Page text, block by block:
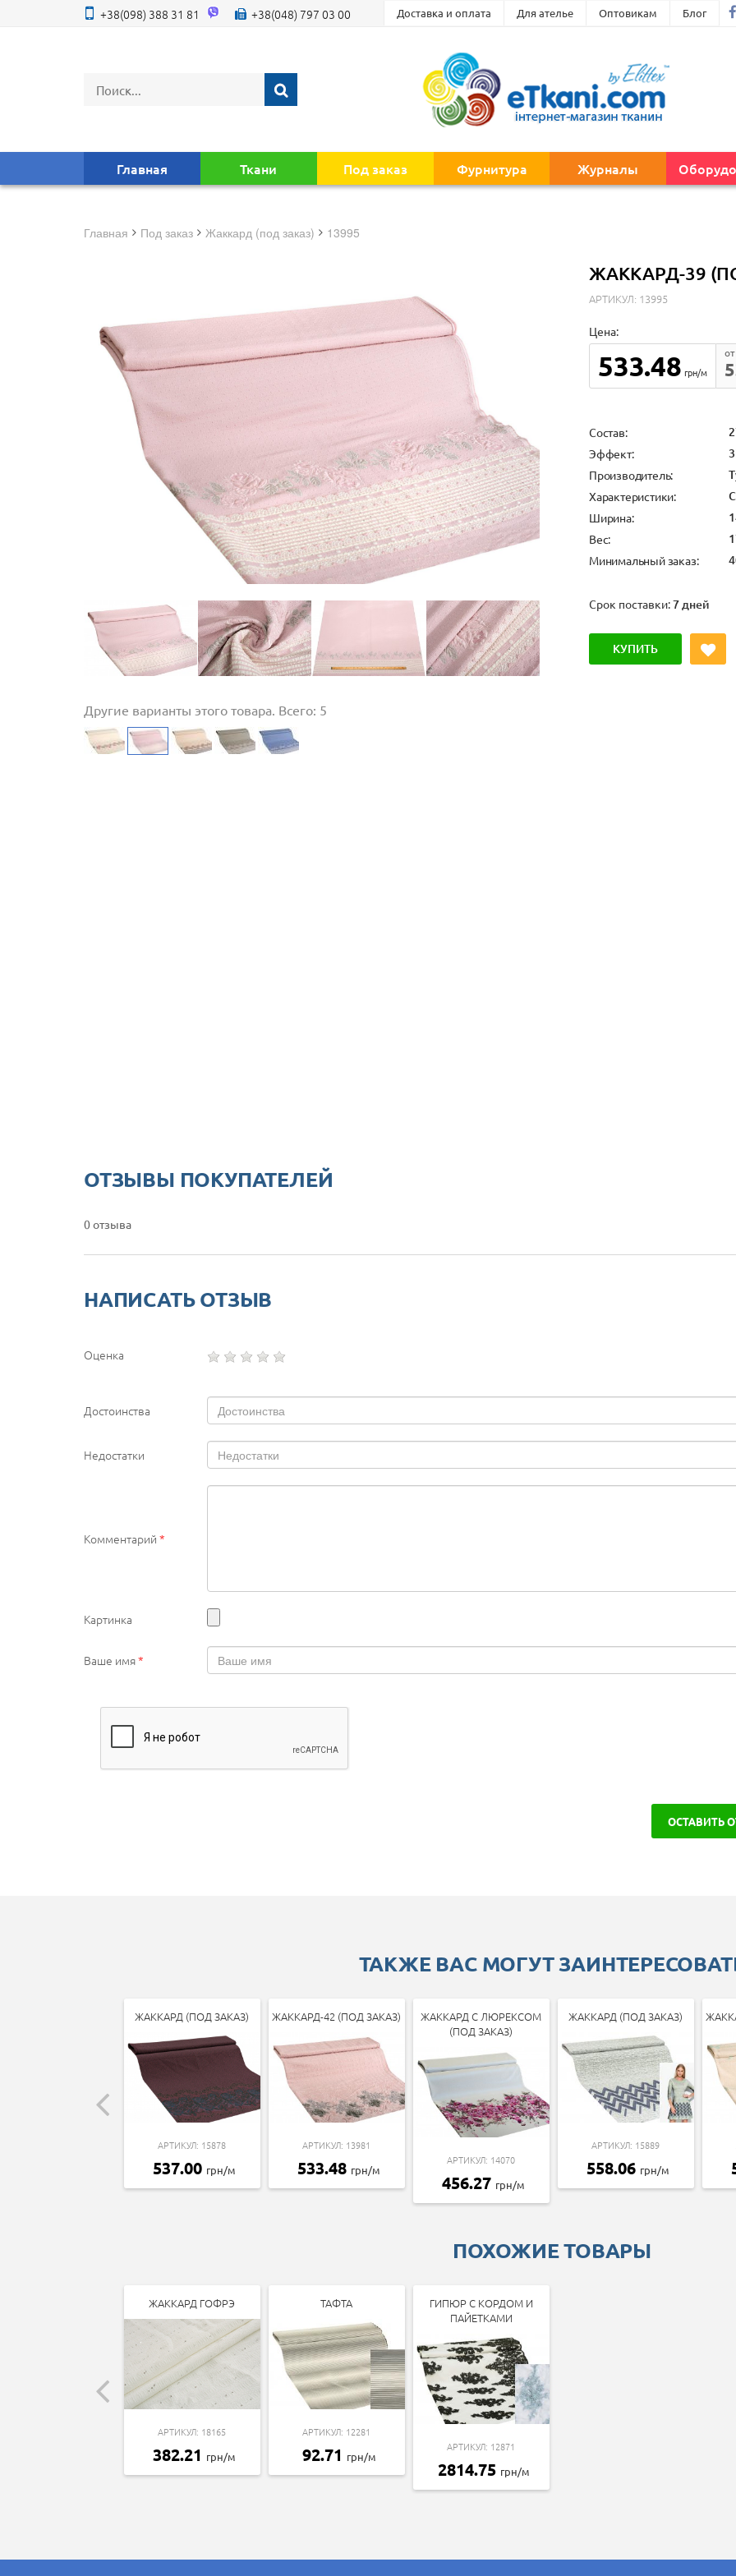
+38(098) 388 31 81 +38(048) 797 03 00 Доставка и оплата Для ателье Оптовикам Блог
Главная Ткани Под заказ Фурнитура Журналы
Главная под заказ жаккард (под заказ) 13995
Другие варианты этого товара. Всего: 5
ЖАККАРД-39
АРТИКУЛ: 13995
Цена:
533.48 грн/м
Состав:
Эффект:
Производитель:
Характеристики:
Ширина:
Вес:
Минимальный заказ:
Срок поставки:7 дней
КУПИТЬ
ОТЗЫВЫ ПОКУПАТЕЛЕЙ
0 отзыва
НАПИСАТЬ ОТЗЫВ
Оценка
Достоинства
Недостатки
Комментарий *
Картинка
Ваше имя*
ОСТАВИТЬ
ТАКЖЕ ВАС МОГУТ
ЖАККАРД (ПОД ЗАКАЗ)
АРТИКУЛ: 15878
537.00 грн/м
ЖАККАРД-42 (ПОД ЗАКАЗ)
АРТИКУЛ: 13981
533.48 грн/м
ЖАККАРД С ЛЮРЕКСОМ
(ПОД ЗАКАЗ)
АРТИКУЛ: 14070
456.27 грн/м
ЖАККАРД (ПОД ЗАКАЗ)
АРТИКУЛ: 15889
558.06 грн/м
ПОХОЖИЕ ТОВАРЫ
ЖАККАРД ГОФРЭ
АРТИКУЛ: 18165
382.21 грн/м
ТАФТА
АРТИКУЛ: 12281
92.71 грн/м
ГИПЮР С КОРДОМ И
ПАЙЕТКАМИ
АРТИКУЛ: 12871
2814.75 грн/м